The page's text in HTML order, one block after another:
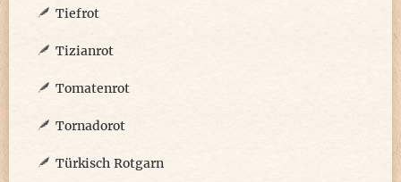
Tiefrot
Tizianrot
Tomatenrot
Tornadorot
Türkisch Rotgarn